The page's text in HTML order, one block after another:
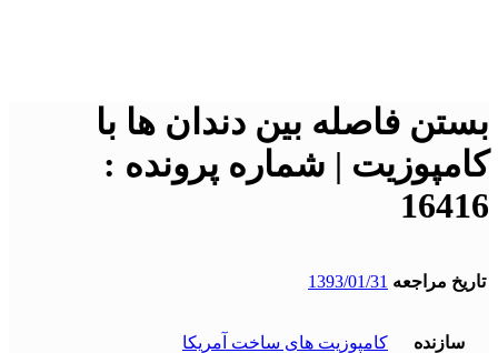
بستن فاصله بین دندان ها با
کامپوزیت | شماره پرونده :
16416
تاریخ مراجعه 1393/01/31
سازنده کامپوزیت های ساخت آمریکا